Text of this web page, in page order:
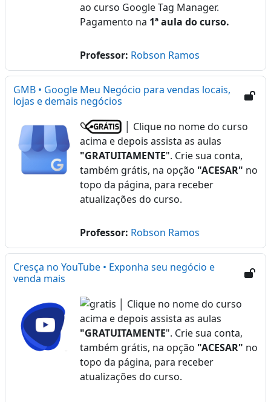
ao curso Google Tag Manager.
Pagamento na 1ª aula do curso.
Professor: Robson Ramos
GMB • Google Meu Negócio para vendas locais,
lojas e demais negócios
│ Clique no nome do curso
acima e depois assista as aulas
"GRATUITAMENTE". Crie sua conta,
também grátis, na opção "ACESAR" no
topo da página, para receber
atualizações do curso.
Professor: Robson Ramos
Cresça no YouTube • Exponha seu negócio e
venda mais
│ Clique no nome do curso
acima e depois assista as aulas
"GRATUITAMENTE". Crie sua conta,
também grátis, na opção "ACESAR" no
topo da página, para receber
atualizações do curso.